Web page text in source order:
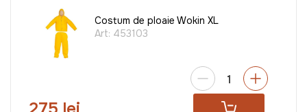
Costum de ploaie Wokin XL
Art: 453103